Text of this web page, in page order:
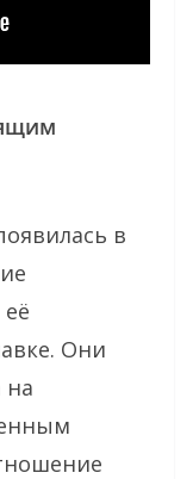
в
Они
на